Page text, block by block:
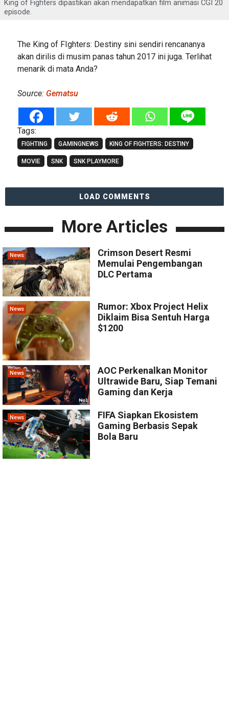
King of Fighters dipastikan akan mendapatkan film animasi CGI 20
episode.
The King of FIghters: Destiny sini sendiri rencananya
akan dirilis di musim panas tahun 2017 ini juga. Terlihat
menarik di mata Anda?
Source: Gematsu
Tags:
FIGHTING GAMINGNEWS KING OF FIGHTERS: DESTINY
MOVIE SNK SNK PLAYMORE
LOAD COMMENTS
More Articles
News
Crimson Desert Resmi
Memulai Pengembangan
DLC Pertama
News
Rumor: Xbox Project Helix
Diklaim Bisa Sentuh Harga
$1200
News
AOC Perkenalkan Monitor
Ultrawide Baru, Siap Temani
Gaming dan Kerja
News
FIFA Siapkan Ekosistem
Gaming Berbasis Sepak
Bola Baru